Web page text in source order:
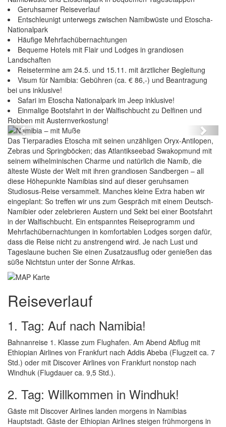
Geruhsamer Reiseverlauf
Entschleunigt unterwegs zwischen Namibwüste und Etoscha-
Nationalpark
Häufige Mehrfachübernachtungen
Bequeme Hotels mit Flair und Lodges in grandiosen
Landschaften
Reisetermine am 24.5. und 15.11. mit ärztlicher Begleitung
Visum für Namibia: Gebühren (ca. € 86,-) und Beantragung
bei uns inklusive!
Safari im Etoscha Nationalpark im Jeep inklusive!
Einmalige Bootsfahrt in der Walfischbucht zu Delfinen und
Robben mit Austernverkostung!
Namibia – mit Muße
Previous Next
Das Tierparadies Etoscha mit seinen unzähligen Oryx-Antilopen,
Zebras und Springböcken; das Atlantikseebad Swakopmund mit
seinem wilhelminischen Charme und natürlich die Namib, die
älteste Wüste der Welt mit ihren grandiosen Sandbergen – all
diese Höhepunkte Namibias sind auf dieser geruhsamen
Studiosus-Reise versammelt. Manches kleine Extra haben wir
eingeplant: So treffen wir uns zum Gespräch mit einem Deutsch-
Namibier oder zelebrieren Austern und Sekt bei einer Bootsfahrt
in der Walfischbucht. Ein entspanntes Reiseprogramm und
Mehrfachübernachtungen in komfortablen Lodges sorgen dafür,
dass die Reise nicht zu anstrengend wird. Je nach Lust und
Tageslaune buchen Sie einen Zusatzausflug oder genießen das
süße Nichtstun unter der Sonne Afrikas.
Reiseverlauf
1. Tag: Auf nach Namibia!
Bahnanreise 1. Klasse zum Flughafen. Am Abend Abflug mit
Ethiopian Airlines von Frankfurt nach Addis Abeba (Flugzeit ca. 7
Std.) oder mit Discover Airlines von Frankfurt nonstop nach
Windhuk (Flugdauer ca. 9,5 Std.).
2. Tag: Willkommen in Windhuk!
Gäste mit Discover Airlines landen morgens in Namibias
Hauptstadt. Gäste der Ethiopian Airlines steigen frühmorgens in